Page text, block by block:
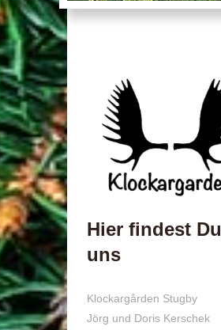
Hier findest Du
uns
Klockargården Stugby
Jörg und Doris Kerschek